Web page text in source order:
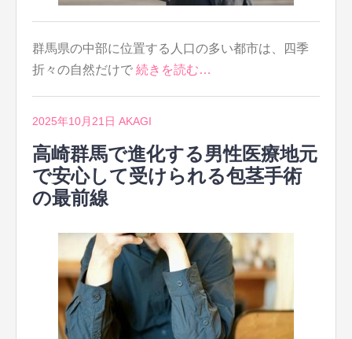
群馬県の中部に位置する人口の多い都市は、四季
折々の自然だけで 続きを読む…
2025年10月21日 AKAGI
高崎群馬で進化する男性医療地元
で安心して受けられる包茎手術
の最前線